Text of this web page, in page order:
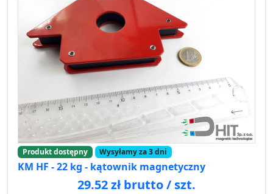
Produkt dostępny Wysyłamy za 3 dni
KM HF - 22 kg - kątownik magnetyczny
29.52 zł brutto / szt.